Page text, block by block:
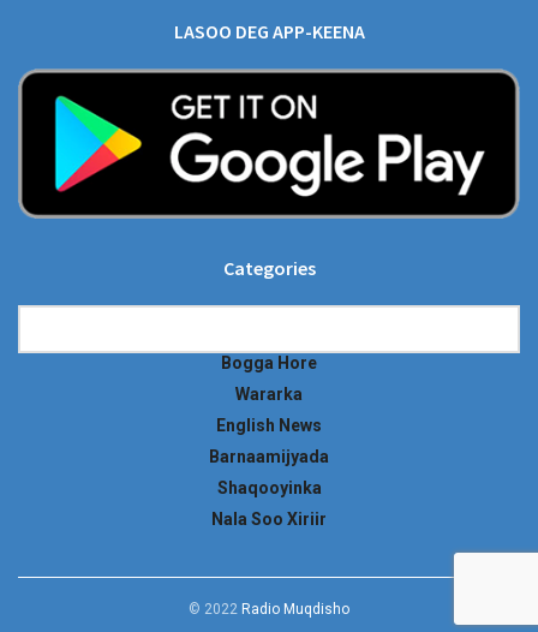
LASOO DEG APP-KEENA
Categories
Bogga Hore
Wararka
English News
Barnaamijyada
Shaqooyinka
Nala Soo Xiriir
© 2022 Radio Muqdisho